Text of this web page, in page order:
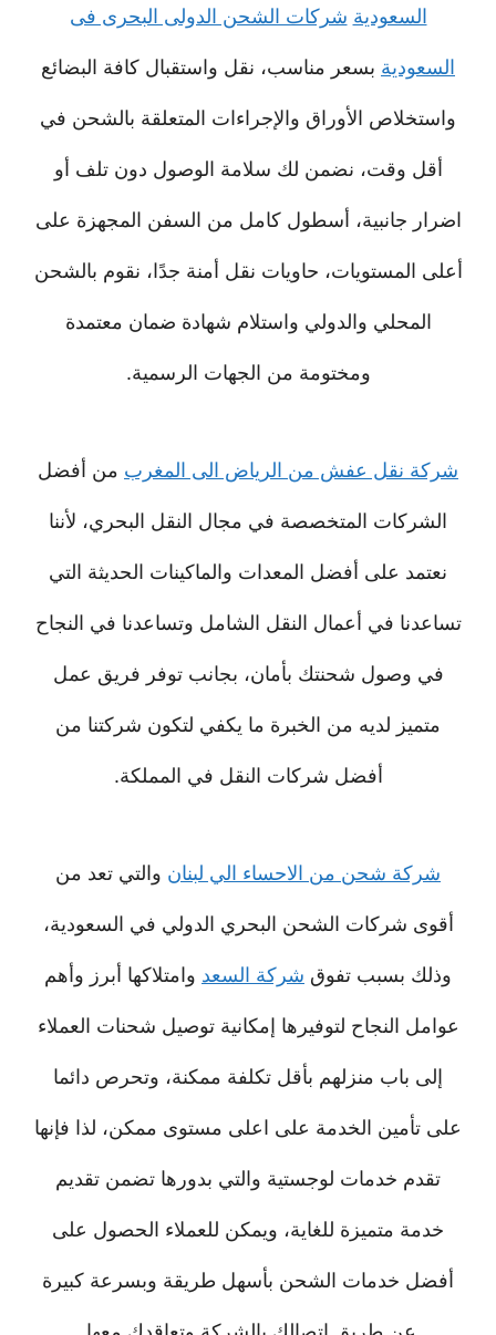
السعودية شركات الشحن الدولى البحرى فى
السعودية بسعر مناسب، نقل واستقبال كافة البضائع
واستخلاص الأوراق والإجراءات المتعلقة بالشحن في
أقل وقت، نضمن لك سلامة الوصول دون تلف أو
اضرار جانبية، أسطول كامل من السفن المجهزة على
أعلى المستويات، حاويات نقل أمنة جدًا، نقوم بالشحن
المحلي والدولي واستلام شهادة ضمان معتمدة
ومختومة من الجهات الرسمية.
شركة نقل عفش من الرياض الى المغرب من أفضل
الشركات المتخصصة في مجال النقل البحري، لأننا
نعتمد على أفضل المعدات والماكينات الحديثة التي
تساعدنا في أعمال النقل الشامل وتساعدنا في النجاح
في وصول شحنتك بأمان، بجانب توفر فريق عمل
متميز لديه من الخبرة ما يكفي لتكون شركتنا من
أفضل شركات النقل في المملكة.
شركة شحن من الاحساء الي لبنان والتي تعد من
أقوى شركات الشحن البحري الدولي في السعودية،
وذلك بسبب تفوق شركة السعد وامتلاكها أبرز وأهم
عوامل النجاح لتوفيرها إمكانية توصيل شحنات العملاء
إلى باب منزلهم بأقل تكلفة ممكنة، وتحرص دائما
على تأمين الخدمة على اعلى مستوى ممكن، لذا فإنها
تقدم خدمات لوجستية والتي بدورها تضمن تقديم
خدمة متميزة للغاية، ويمكن للعملاء الحصول على
أفضل خدمات الشحن بأسهل طريقة وبسرعة كبيرة